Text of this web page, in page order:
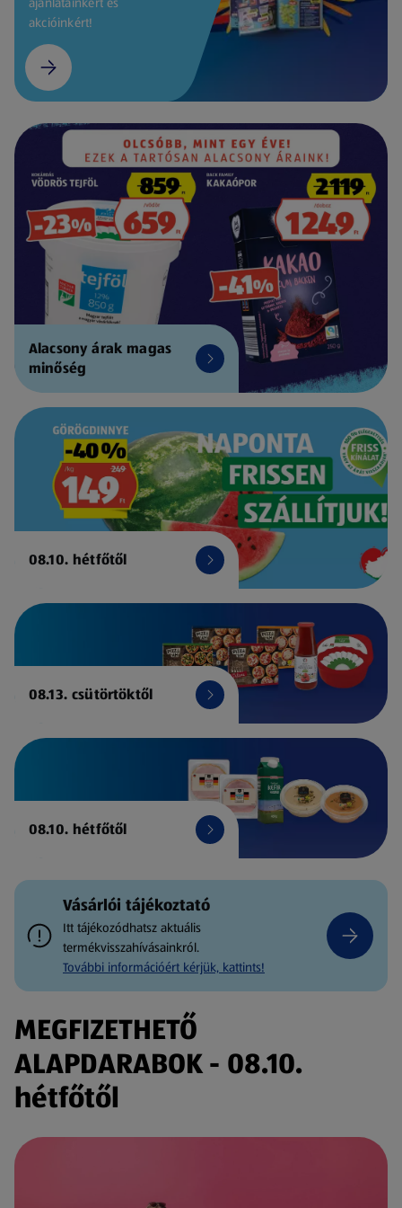
akcióinkért!
Alacsony árak magas
minőség
08.10. hétfőtől
08.13. csütörtöktől
08.10. hétfőtől
Vásárlói tájékoztató
Itt tájékozódhatsz aktuális
termékvisszahívásainkról.
További információért kérjük, kattints!
MEGFIZETHETŐ
ALAPDARABOK - 08.10.
hétfőtől